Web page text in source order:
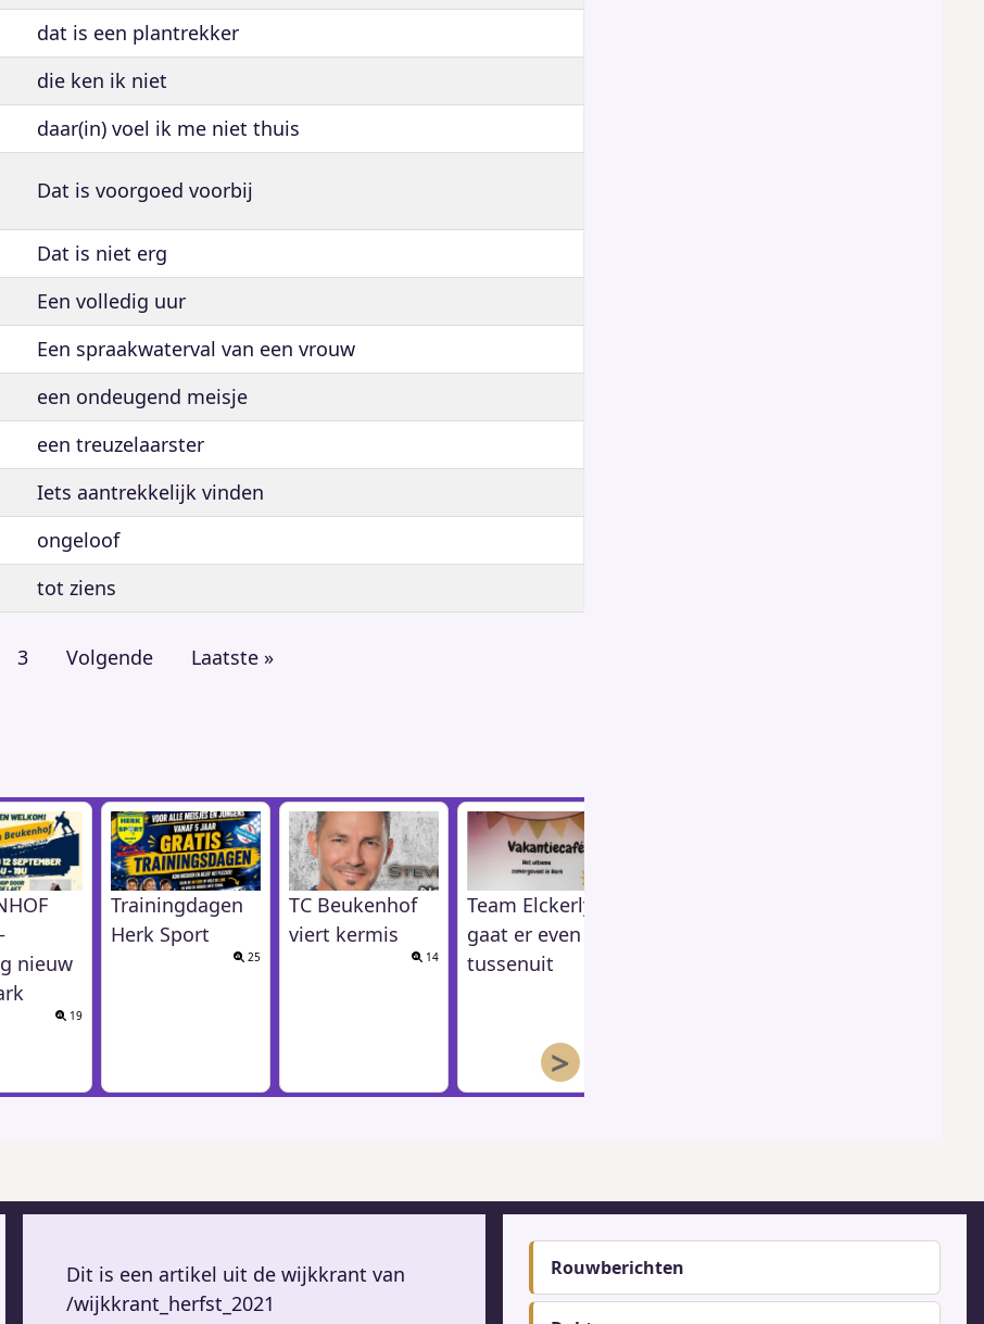
dat is een plantrekker
die ken ik niet
daar(in) voel ik me niet thuis
Dat is voorgoed voorbij
Dat is niet erg
Een volledig uur
Een spraakwaterval van een vrouw
een ondeugend meisje
een treuzelaarster
Iets aantrekkelijk vinden
ongeloof
tot ziens
Pagina
3
Volgende
Volgende
Laatste
Laatste »
nieuw
19
Trainingdagen
Herk Sport
25
TC Beukenhof
viert kermis
14
Team Elckerlyc
gaat er even
tussenuit
>
Dit is een artikel uit de wijkkrant van
/wijkkrant_herfst_2021
Footer-
Rouwberichten